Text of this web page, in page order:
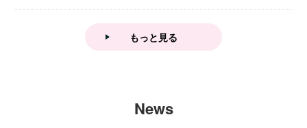
もっと見る
News